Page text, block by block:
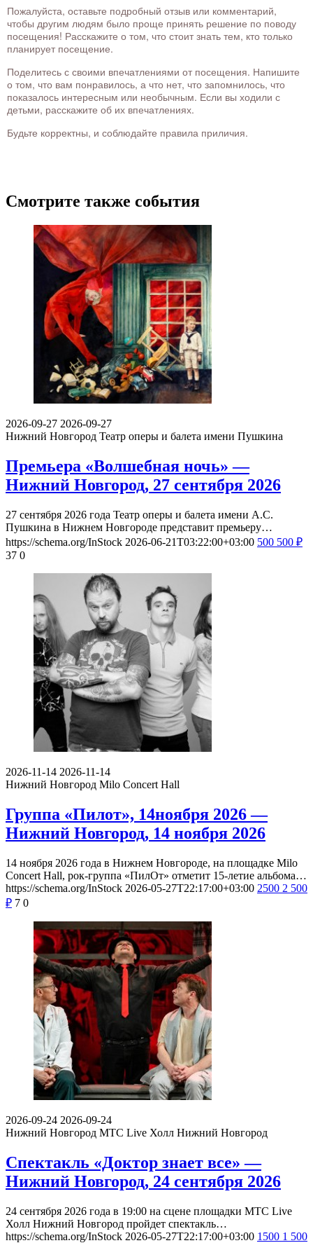
Пожалуйста, оставьте подробный отзыв или комментарий,
чтобы другим людям было проще принять решение по поводу
посещения! Расскажите о том, что стоит знать тем, кто только
планирует посещение.
Поделитесь с своими впечатлениями от посещения. Напишите
о том, что вам понравилось, а что нет, что запомнилось, что
показалось интересным или необычным. Если вы ходили с
детьми, расскажите об их впечатлениях.
Будьте корректны, и соблюдайте правила приличия.
Смотрите также события
2026-09-27 2026-09-27
Нижний Новгород Театр оперы и балета имени Пушкина
Премьера «Волшебная ночь» —
Нижний Новгород, 27 сентября 2026
27 сентября 2026 года Театр оперы и балета имени А.С.
Пушкина в Нижнем Новгороде представит премьеру…
https://schema.org/InStock 2026-06-21T03:22:00+03:00 500 500 ₽
37 0
2026-11-14 2026-11-14
Нижний Новгород Milo Concert Hall
Группа «Пилот», 14ноября 2026 —
Нижний Новгород, 14 ноября 2026
14 ноября 2026 года в Нижнем Новгороде, на площадке Milo
Concert Hall, рок-группа «ПилОт» отметит 15-летие альбома…
https://schema.org/InStock 2026-05-27T22:17:00+03:00 2500 2 500
₽ 7 0
2026-09-24 2026-09-24
Нижний Новгород МТС Live Холл Нижний Новгород
Спектакль «Доктор знает все» —
Нижний Новгород, 24 сентября 2026
24 сентября 2026 года в 19:00 на сцене площадки МТС Live
Холл Нижний Новгород пройдет спектакль…
https://schema.org/InStock 2026-05-27T22:17:00+03:00 1500 1 500